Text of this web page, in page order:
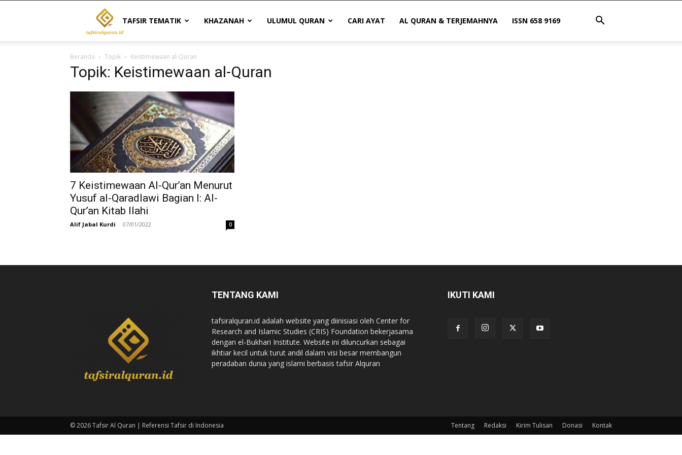
Tafsir
Al
Quran
|
Referensi
Tafsir
di
TAFSIR TEMATIK KHAZANAH ULUMUL QURAN CARI AYAT AL QURAN & TERJEMAHNYA ISSN 658 9169
Beranda Topik Keistimewaan al-Quran
Topik: Keistimewaan al-Quran
7 Keistimewaan Al-Qur’an Menurut
Yusuf al-Qaradlawi Bagian I: Al-
Qur’an Kitab Ilahi
Alif Jabal Kurdi - 07/01/2022 0
TENTANG KAMI
tafsiralquran.id adalah website yang diinisiasi oleh Center for
Research and Islamic Studies (CRIS) Foundation bekerjasama
dengan el-Bukhari Institute. Website ini diluncurkan sebagai
ikhtiar kecil untuk turut andil dalam visi besar membangun
peradaban dunia yang islami berbasis tafsir Alquran
IKUTI KAMI
Tentang Redaksi Kirim Tulisan Donasi Kontak
© 2026 Tafsir Al Quran | Referensi Tafsir di Indonesia